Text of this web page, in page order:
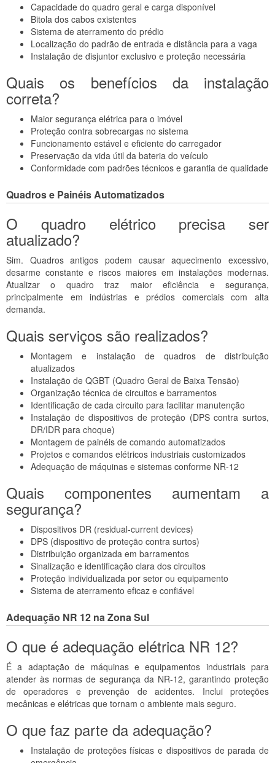
Capacidade do quadro geral e carga disponível
Bitola dos cabos existentes
Sistema de aterramento do prédio
Localização do padrão de entrada e distância para a vaga
Instalação de disjuntor exclusivo e proteção necessária
Quais os benefícios da instalação
correta?
Maior segurança elétrica para o imóvel
Proteção contra sobrecargas no sistema
Funcionamento estável e eficiente do carregador
Preservação da vida útil da bateria do veículo
Conformidade com padrões técnicos e garantia de qualidade
Quadros e Painéis Automatizados
O quadro elétrico precisa ser
atualizado?
Sim. Quadros antigos podem causar aquecimento excessivo,
desarme constante e riscos maiores em instalações modernas.
Atualizar o quadro traz maior eficiência e segurança,
principalmente em indústrias e prédios comerciais com alta
demanda.
Quais serviços são realizados?
Montagem e instalação de quadros de distribuição
atualizados
Instalação de QGBT (Quadro Geral de Baixa Tensão)
Organização técnica de circuitos e barramentos
Identificação de cada circuito para facilitar manutenção
Instalação de dispositivos de proteção (DPS contra surtos,
DR/IDR para choque)
Montagem de painéis de comando automatizados
Projetos e comandos elétricos industriais customizados
Adequação de máquinas e sistemas conforme NR-12
Quais componentes aumentam a
segurança?
Dispositivos DR (residual-current devices)
DPS (dispositivo de proteção contra surtos)
Distribuição organizada em barramentos
Sinalização e identificação clara dos circuitos
Proteção individualizada por setor ou equipamento
Sistema de aterramento eficaz e confiável
Adequação NR 12 na Zona Sul
O que é adequação elétrica NR 12?
É a adaptação de máquinas e equipamentos industriais para
atender às normas de segurança da NR-12, garantindo proteção
de operadores e prevenção de acidentes. Inclui proteções
mecânicas e elétricas que tornam o ambiente mais seguro.
O que faz parte da adequação?
Instalação de proteções físicas e dispositivos de parada de